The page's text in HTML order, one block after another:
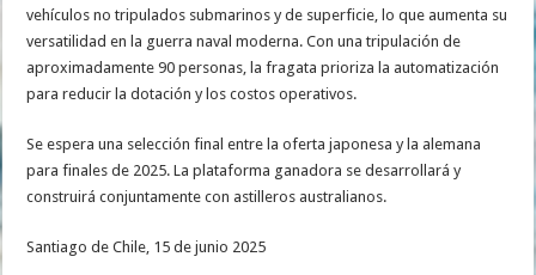
vehículos no tripulados submarinos y de superficie, lo que aumenta su
versatilidad en la guerra naval moderna. Con una tripulación de
aproximadamente 90 personas, la fragata prioriza la automatización
para reducir la dotación y los costos operativos.
Se espera una selección final entre la oferta japonesa y la alemana
para finales de 2025. La plataforma ganadora se desarrollará y
construirá conjuntamente con astilleros australianos.
Santiago de Chile, 15 de junio 2025